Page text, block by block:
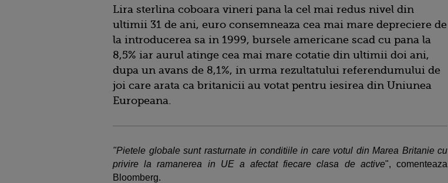
Lira sterlina coboara vineri pana la cel mai redus nivel din
ultimii 31 de ani, euro consemneaza cea mai mare depreciere de
la introducerea sa in 1999, bursele americane scad cu pana la
8,5% iar aurul atinge cea mai mare cotatie din ultimii doi ani,
dupa un avans de 8,1%, in urma rezultatului referendumului de
joi care arata ca britanicii au votat pentru iesirea din Uniunea
Europeana.
"Pietele globale sunt rasturnate in conditiile in care votul din Marea Britanie cu
privire la ramanerea in UE a afectat fiecare clasa de active", comenteaza
Bloomberg.